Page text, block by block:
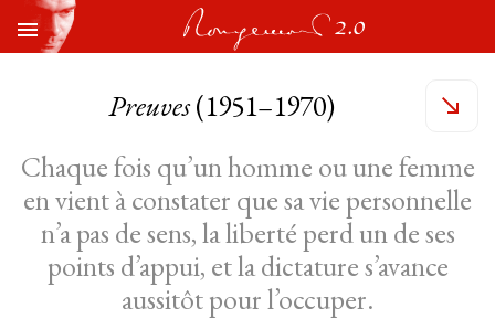
Preuves(1951–1970)
Chaque fois qu’un homme ou une femme
en vient à constater que sa vie personnelle
n’a pas de sens, la liberté perd un de ses
points d’appui, et la dictature s’avance
aussitôt pour l’occuper.